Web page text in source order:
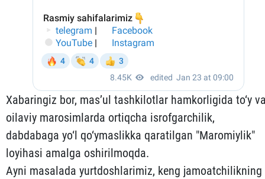
Xabaringiz bor, mas’ul tashkilotlar hamkorligida to‘y
oilaviy marosimlarda ortiqcha isrofgarchilik,
dabdabaga yo‘l qo‘ymaslikka qaratilgan "Maromiylik"
loyihasi amalga oshirilmoqda.
Ayni masalada yurtdoshlarimiz, keng jamoatchilikning